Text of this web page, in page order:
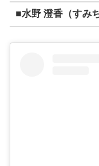
■水野 澄香（すみ